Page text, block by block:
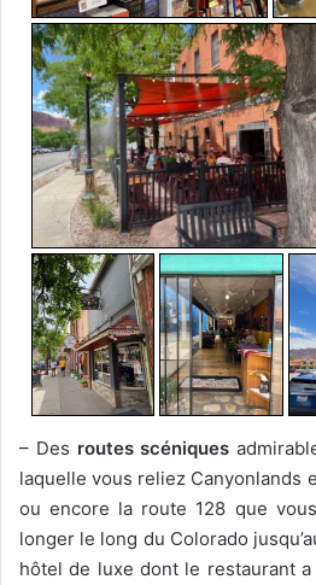
– Des routes scéniques
laquelle vous reliez Canyonlands
ou encore la route 128 que
longer le long du Colorado
hôtel de luxe dont le restaurant